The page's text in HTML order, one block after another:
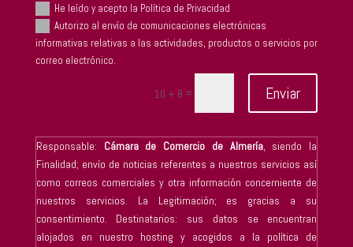
He leído y acepto la Política de Privacidad
Autorizo al envío de comunicaciones electrónicas
informativas relativas a las actividades, productos o servicios por
correo electrónico.
10 + 8 = Enviar
Responsable: Cámara de Comercio de Almería, siendo la
Finalidad; envío de noticias referentes a nuestros servicios así
como correos comerciales y otra información concerniente de
nuestros servicios. La Legitimación; es gracias a su
consentimiento. Destinatarios: sus datos se encuentran
alojados en nuestro hosting y acogidos a la política de